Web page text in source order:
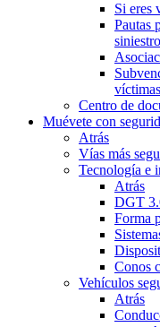
Si eres
Pautas
víctimas
Centro de
Muévete con
Atrás
Vías más
Tecnología e
Atrás
DGT
Forma
Conos
Vehículos
Atrás